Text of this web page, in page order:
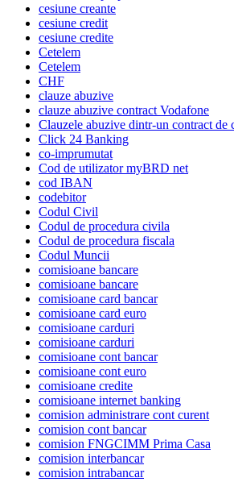
cesiune creante
cesiune credit
cesiune credite
Cetelem
Cetelem
CHF
clauze abuzive
clauze abuzive contract Vodafone
Clauzele abuzive dintr-un contract de
Click 24 Banking
co-imprumutat
Cod de utilizator myBRD net
cod IBAN
codebitor
Codul Civil
Codul de procedura civila
Codul de procedura fiscala
Codul Muncii
comisioane bancare
comisioane bancare
comisioane card bancar
comisioane card euro
comisioane carduri
comisioane carduri
comisioane cont bancar
comisioane cont euro
comisioane credite
comisioane internet banking
comision administrare cont curent
comision cont bancar
comision FNGCIMM Prima Casa
comision interbancar
comision intrabancar